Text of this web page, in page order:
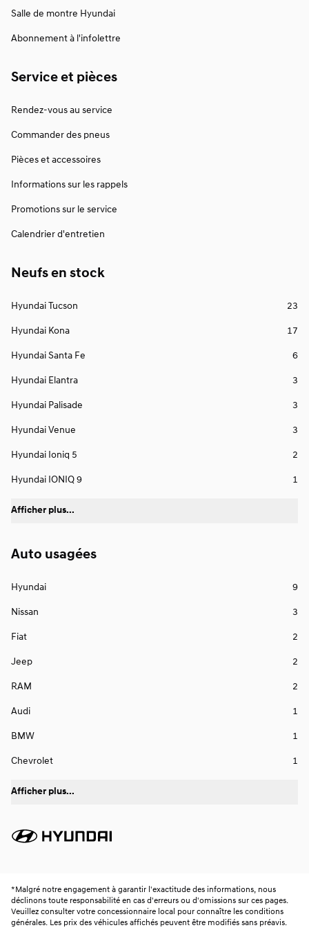
Salle de montre Hyundai
Abonnement à l'infolettre
Service et pièces
Rendez-vous au service
Commander des pneus
Pièces et accessoires
Informations sur les rappels
Promotions sur le service
Calendrier d'entretien
Neufs en stock
Hyundai Tucson 23
Hyundai Kona 17
Hyundai Santa Fe 6
Hyundai Elantra 3
Hyundai Palisade 3
Hyundai Venue 3
Hyundai Ioniq 5 2
Hyundai IONIQ 9 1
Afficher plus...
Auto usagées
Hyundai 9
Nissan 3
Fiat 2
Jeep 2
RAM 2
Audi 1
BMW 1
Chevrolet 1
Afficher plus...
* Malgré notre engagement à garantir l'exactitude des informations, nous
déclinons toute responsabilité en cas d'erreurs ou d'omissions sur ces pages.
Veuillez consulter votre concessionnaire local pour connaître les conditions
générales. Les prix des véhicules affichés peuvent être modifiés sans préavis.